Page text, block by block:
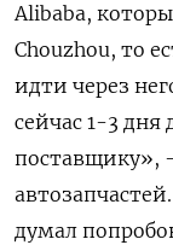
Alibaba,
Chouzhou, то
идти через
сейчас 1-3 дня
поставщику»,
думал